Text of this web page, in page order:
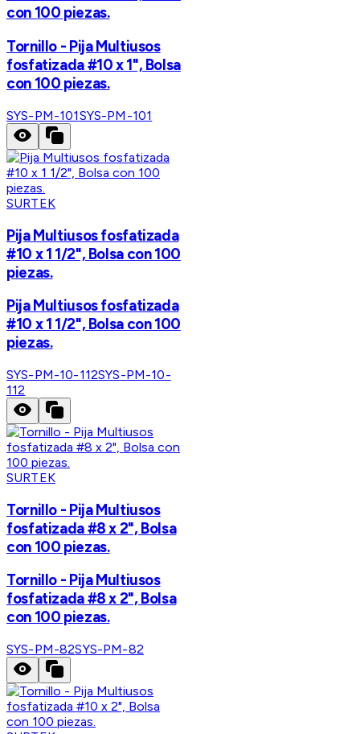
con 100 piezas.
Tornillo - Pija Multiusos
fosfatizada #10 x 1", Bolsa
con 100 piezas.
SYS-PM-101SYS-PM-101
SURTEK
Pija Multiusos fosfatizada
#10 x 1 1/2", Bolsa con 100
piezas.
Pija Multiusos fosfatizada
#10 x 1 1/2", Bolsa con 100
piezas.
SYS-PM-10-112SYS-PM-10-
112
SURTEK
Tornillo - Pija Multiusos
fosfatizada #8 x 2", Bolsa
con 100 piezas.
Tornillo - Pija Multiusos
fosfatizada #8 x 2", Bolsa
con 100 piezas.
SYS-PM-82SYS-PM-82